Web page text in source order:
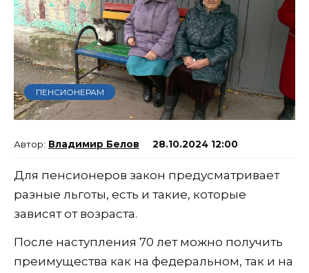
ПЕНСИОНЕРАМ
Владимир Белов 28.10.2024 12:00
Для пенсионеров закон предусматривает
разные льготы, есть и такие, которые
зависят от возраста.
После наступления 70 лет можно получить
преимущества как на федеральном, так и на